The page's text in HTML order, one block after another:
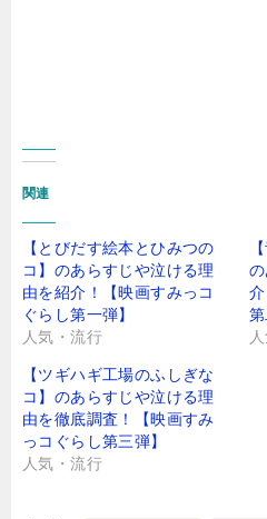
関連
【とびだす絵本とひみつの
コ】のあらすじや泣ける理
由を紹介！【映画すみっコ
ぐらし第一弾】
人気・流行
第
【ツギハギ工場のふしぎな
コ】のあらすじや泣ける理
由を徹底調査！【映画すみ
っコぐらし第三弾】
人気・流行